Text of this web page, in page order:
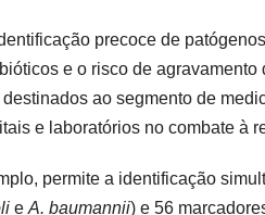
precoce de
e o risco de
ao segmento de
e laboratórios no combate à
permite a identificação
e A. baumannii) e 56